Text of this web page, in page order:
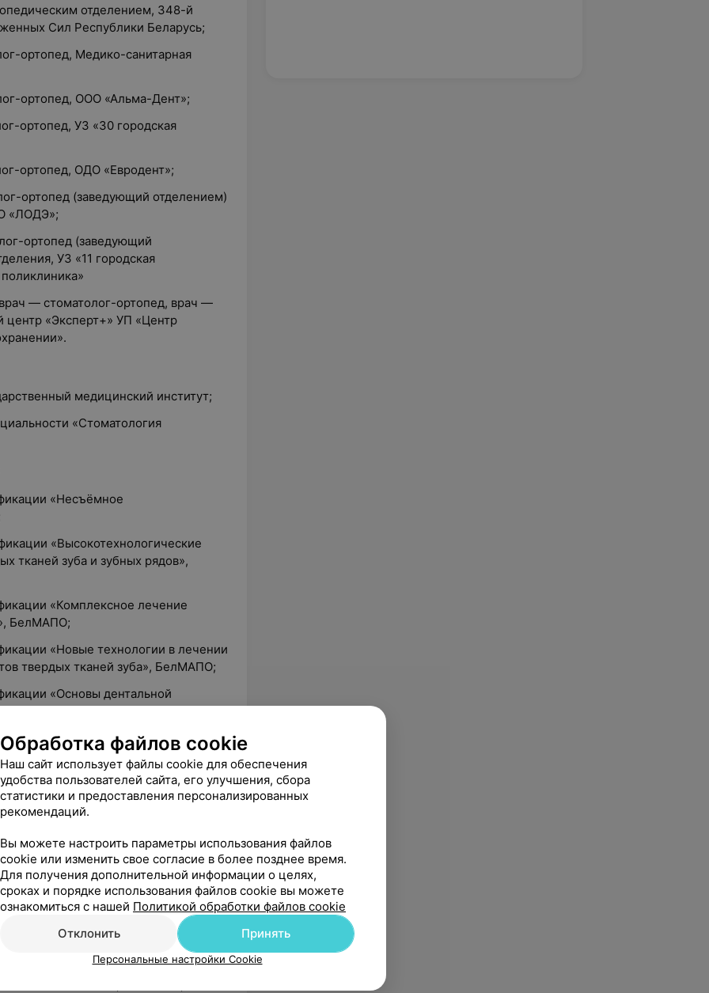
отделением, 348-й
Сил Республики Беларусь;
ортопед, Медико-санитарная
ортопед, ООО «Альма-Дент»;
ортопед, УЗ «30 городская
ортопед, ОДО «Евродент»;
ортопед (заведующий отделением)
«ЛОДЭ»;
ортопед (заведующий
УЗ «11 городская
— стоматолог-ортопед, врач —
центр «Эксперт+» УП «Центр
медицинский институт;
«Стоматология
«Несъёмное
«Высокотехнологические
тканей зуба и зубных рядов»,
«Комплексное лечение
БелМАПО;
«Новые технологии в лечении
твердых тканей зуба», БелМАПО;
«Основы дентальной
«Современные цифровые
проблемы при закупке,
техники и организация
типа», БГУ;
«Бюгельные протезы»,
«Полные съемные зубные
«Особенности управления,
в современных
«Несъемные конструкции
импланты», БелМАПО;
Обработка файлов cookie
Наш сайт использует файлы cookie для обеспечения
удобства пользователей сайта, его улучшения, сбора
статистики и предоставления персонализированных
рекомендаций.
Вы можете настроить параметры использования файлов
cookie или изменить свое согласие в более позднее время.
Для получения дополнительной информации о целях,
сроках и порядке использования файлов cookie вы можете
ознакомиться с нашей Политикой обработки файлов cookie
Отклонить
Принять
Персональные настройки Cookie